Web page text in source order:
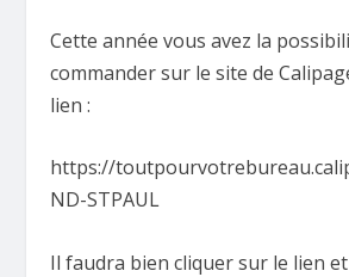
Cette année vous avez la
commander sur le site de
lien :
https://
ND-STPAUL
Il faudra bien cliquer sur le lien